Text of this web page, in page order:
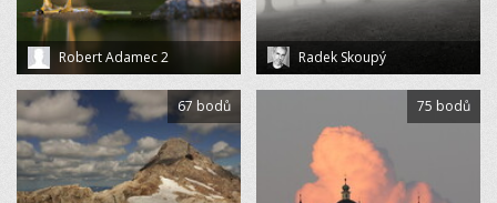
Robert Adamec 2 Radek Skoupý
67 bodů 75 bodů